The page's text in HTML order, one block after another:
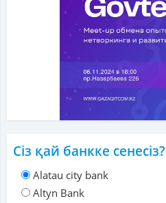
Сіз қай банкке сенесіз?
Alatau city bank
Altyn Bank